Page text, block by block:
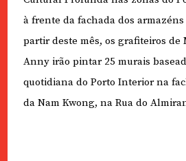
à frente da fachada dos armazéns
partir deste mês, os grafiteiros de
Anny irão pintar 25 murais
quotidiana do Porto Interior na
da Nam Kwong, na Rua do